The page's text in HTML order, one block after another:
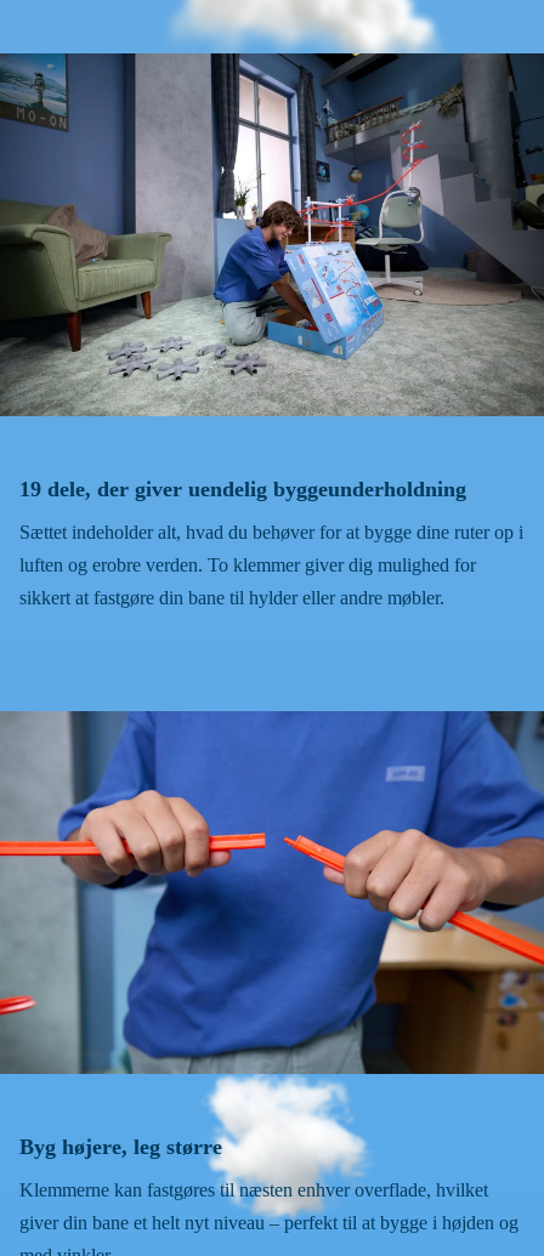
19 dele, der giver uendelig byggeunderholdning
Sættet indeholder alt, hvad du behøver for at bygge dine ruter op i
luften og erobre verden. To klemmer giver dig mulighed for
sikkert at fastgøre din bane til hylder eller andre møbler.
Byg højere, leg større
Klemmerne kan fastgøres til næsten enhver overflade, hvilket
giver din bane et helt nyt niveau – perfekt til at bygge i højden og